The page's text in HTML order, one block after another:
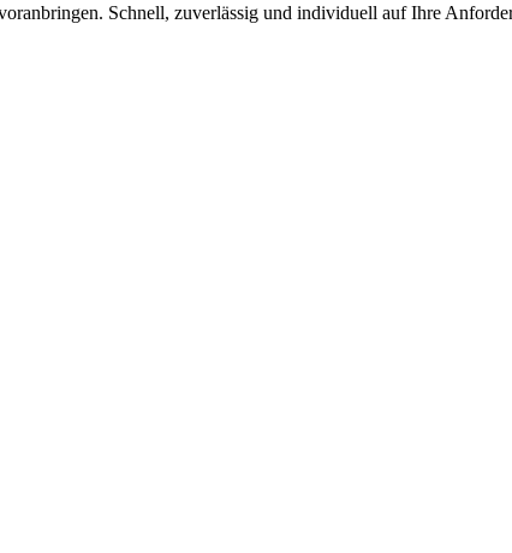
Schnell, zuverlässig und individuell auf Ihre